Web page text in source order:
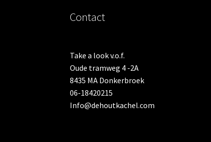
Contact
Take a look v.o.f.
Oude tramweg 4 -2A
8435 MA Donkerbroek
06-18420215
Info@dehoutkachel.com